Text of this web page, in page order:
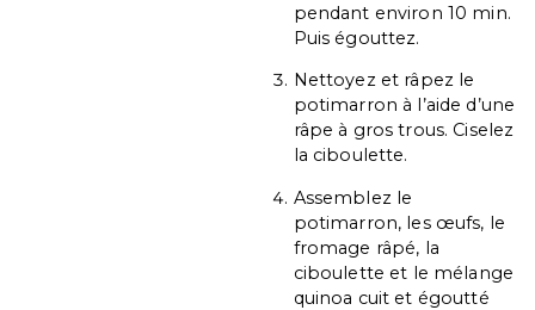
pendant environ 10 min.
Puis égouttez.
Nettoyez et râpez le
potimarron à l’aide d’une
râpe à gros trous. Ciselez
la ciboulette.
Assemblez le
potimarron, les œufs, le
fromage râpé, la
ciboulette et le mélange
quinoa cuit et égoutté